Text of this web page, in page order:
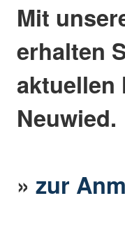
Mit
erhalten
aktuellen
Neuwied.
»zur